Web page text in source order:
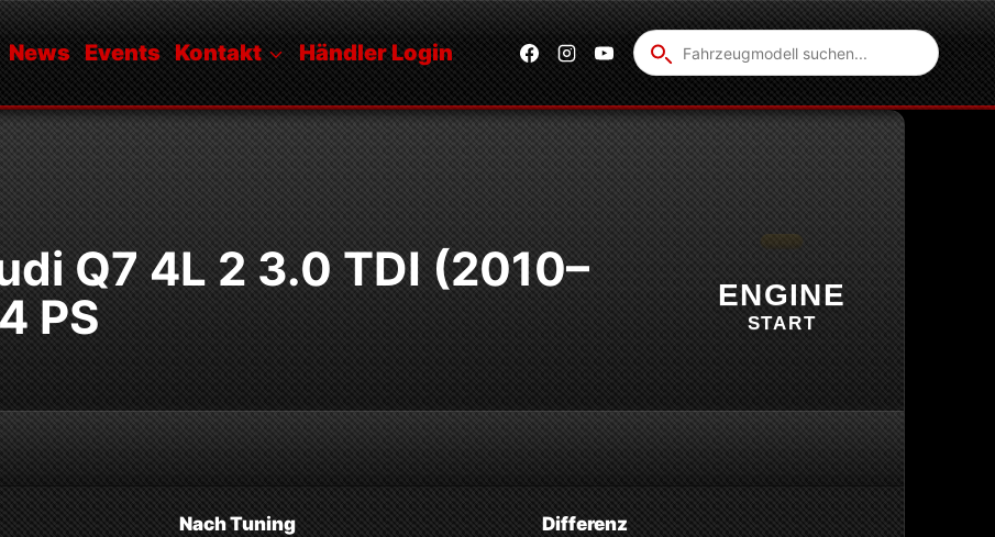
News Events Kontakt Händler Login
Fahrzeug
suchen
Q7 4L 2 3.0 TDI (2010–
PS
ENGINE
START
NachTuning Differenz